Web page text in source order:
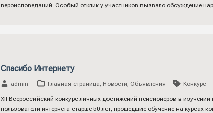
вероисповеданий. Особый отклик у участников вызвало обсуждение
Спасибо Интернету
admin Главная страница, Новости, Объявления Конкурс
XII Всероссийский конкурс личных достижений пенсионеров в
пользователи интернета старше 50 лет, прошедшие обучение на курсах